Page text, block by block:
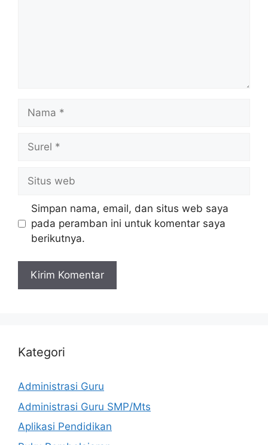
web
Simpan nama, email, dan situs web saya
pada peramban ini untuk komentar saya
berikutnya.
Kategori
Administrasi Guru
Administrasi Guru SMP/Mts
Aplikasi Pendidikan